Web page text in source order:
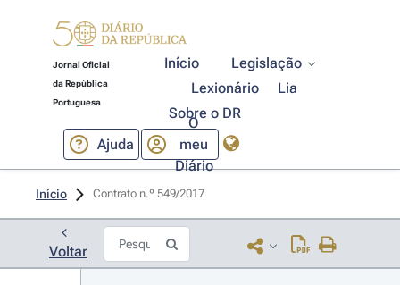
Jornal Oficial
da República
Portuguesa
Início
Legislação
Lexionário
Lia
Sobre o DR
Ajuda
O
meu
Diário
Início Contrato n.º 549/2017
Voltar